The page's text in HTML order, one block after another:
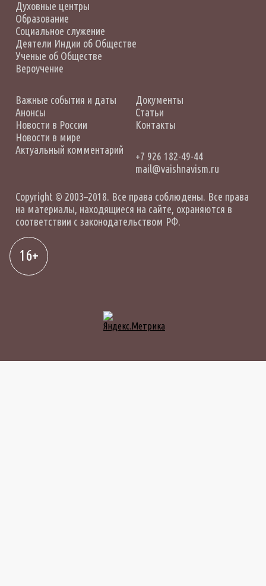
Духовные центры
Образование
Социальное служение
Деятели Индии об Обществе
Ученые об Обществе
Вероучение
Важные события и даты
Анонсы
Новости в России
Новости в мире
Актуальный комментарий
Документы
Статьи
Контакты
+7 926 182-49-44
mail@vaishnavism.ru
Copyright © 2003–2018. Все права соблюдены. Все права
на материалы, находящиеся на сайте, охраняются в
соответствии с законодательством РФ.
16+